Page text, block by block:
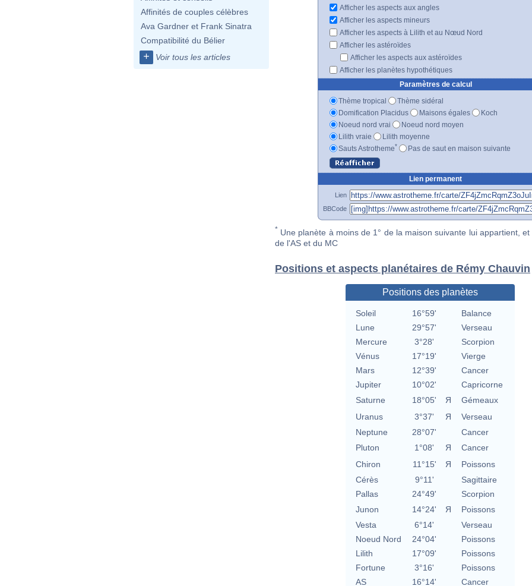
Affinités de couples célèbres
Ava Gardner et Frank Sinatra
Compatibilité du Bélier
+ Voir tous les articles
Afficher les aspects aux angles
Afficher les aspects mineurs
Afficher les aspects à Lilith et au Nœud Nord
Afficher les astéroïdes
Afficher les aspects aux astéroïdes
Afficher les planètes hypothétiques
Paramètres de calcul
Thème tropical
Thème sidéral
Domification Placidus
Maisons égales
Koch
Noeud nord vrai
Noeud nord moyen
Lilith vraie
Lilith moyenne
Sauts Astrotheme* Pas de saut en maison suivante
Lien permanent
Lien
BBCode
* Une planète à moins de 1° de la maison suivante lui appartient, et
de l'AS et du MC
Positions et aspects planétaires de Rémy Chauvin
Positions des planètes
Soleil 16°59'
Balance
Lune
29°57'
Verseau
Mercure
3°28'
Scorpion
Vénus
17°19'
Vierge
Mars
12°39'
Cancer
Jupiter
10°02'
Capricorne
Saturne
18°05' Я
Gémeaux
Uranus
3°37' Я
Verseau
Neptune
28°07'
Cancer
Pluton
1°08' Я
Cancer
Chiron
11°15' Я
Poissons
Cérès
9°11'
Sagittaire
Pallas
24°49'
Scorpion
Junon
14°24' Я
Poissons
Vesta
6°14'
Verseau
Noeud Nord
24°04'
Poissons
Lilith
17°09'
Poissons
Fortune
3°16'
Poissons
AS
16°14' Cancer